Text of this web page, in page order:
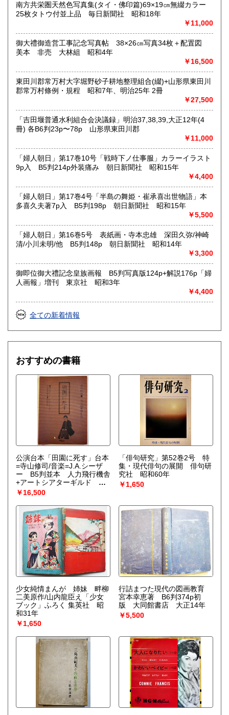
取り扱い分野
古典籍、近代文献、趣味、サブカルチャー、古書一般（その
和本・開拓/植民資料・戦時資料・文学一般・詩歌句集・児童
書 ・児童資料・芸能/サブカル・広告資料・ポスター・版画/
刷り物 ・絵葉書・双六・地図/鳥瞰図
南方共栄圏天然色写真集(タイ・佛印篇)69×19㎝無綴カラー
25枚タトウ付並上品 毎日新聞社 昭和18年
￥11,000
御大禮御造営工事記念写真帖 38×26㎝写真34枚＋配置図
美本 非売 大林組 昭和4年
￥16,500
東田川郡常万村大字堀野砂子耕地整理組合(綴)+山形県東田川
郡常万村條例・規程 昭和7年、明治25年 2冊
￥27,500
「吉田堰普通水利組合会決議録」明治37,38,39,大正12年(4
冊) 各B6判23p〜78p 山形県東田川郡
￥11,000
「婦人朝日」第17巻10号「戦時下ノ仕事服」カラーイラスト
9p入 B5判214p外装痛み 朝日新聞社 昭和15年
￥4,400
「婦人朝日」第17巻4号「半島の舞姫・崔承喜出世物語」本
多喜久夫著7p入 B5判198p 朝日新聞社 昭和15年
￥5,500
「婦人朝日」第16巻5号 表紙画・寺本忠雄 深田久弥/神崎
清/小川未明/他 B5判148p 朝日新聞社 昭和14年
￥3,300
御即位御大禮記念皇族画報 B5判写真版124p+解説176p「婦
人画報」増刊 東京社 昭和3年
￥4,400
全ての新着情報
おすすめの書籍
公演台本「田園に死す」台本
=寺山修司/音楽=J.A.シーザ
ー B5判並本 人力飛行機舎
+アートシアターギルド
1974年
￥16,500
「俳句研究」第52巻2号 特
集・現代俳句の展開 俳句研
究社 昭和60年
￥1,650
少女純情まんが 姉妹 畔柳
二美原作/山内龍臣え「少女
ブック」ふろく 集英社 昭
和31年
￥1,650
行詰まつた現代の図画教育
宮本幸恵著 B6判374p初
版 大同館書店 大正14年
￥5,500